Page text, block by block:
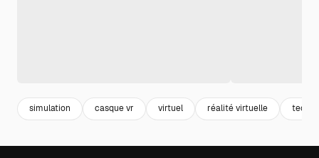
simulation casque vr virtuel réalité virtuelle